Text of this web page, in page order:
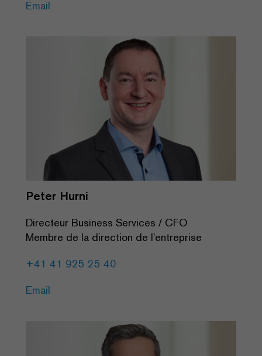
Email
Peter Hurni
Directeur Business Services / CFO
Membre de la direction de l'entreprise
+41 41 925 25 40
Email